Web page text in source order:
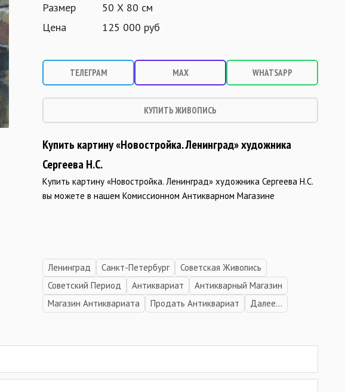
Размер
50 Х 80 см
Цена
125 000 руб
ТЕЛЕГРАМ MAX WHATSAPP
КУПИТЬ ЖИВОПИСЬ
Купить картину «Новостройка. Ленинград» художника
Сергеева Н.С.
Купить картину «Новостройка. Ленинград» художника Сергеева Н.С.
вы можете в нашем Комиссионном Антикварном Магазине
Ленинград Санкт-Петербург
Советская Живопись
Советский Период
Антиквариат
Антикварный Магазин
Магазин Антиквариата
Продать Антиквариат Далее...